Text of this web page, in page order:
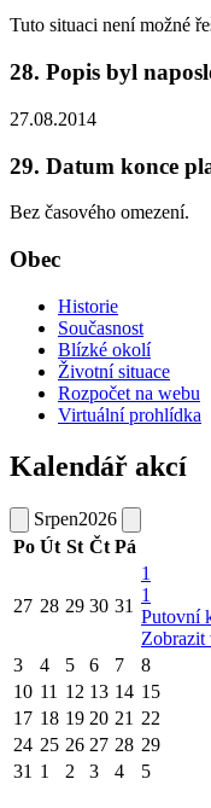
Tuto situaci není možné
28. Popis byl
27.08.2014
29. Datum konce
Bez časového omezení.
Obec
Historie
Současnost
Blízké okolí
Životní situace
Rozpočet na webu
Virtuální prohlídka
Kalendář akcí
Srpen2026
Po Út St Čt Pá
27 28 29 30 31
1
1
Putovní
Zobrazit
3 4 5 6 7 8
10 11 12 13 14 15
17 18 19 20 21 22
24 25 26 27 28 29
31 1 2 3 4 5